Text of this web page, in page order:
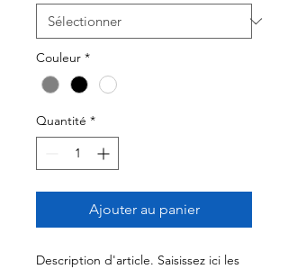
Couleur *
Quantité *
Ajouter au panier
Description d'article. Saisissez ici les